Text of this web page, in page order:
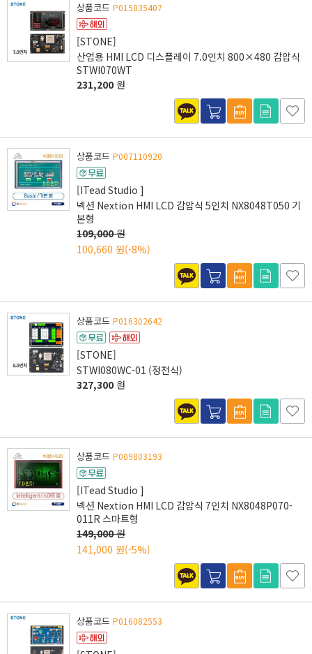
상품코드 P015835407
[STONE]
산업용 HMI LCD 디스플레이 7.0인치 800×480 감압식
STWI070WT
231,200 원
상품코드 P007110920
[ITead Studio ]
넥션 Nextion HMI LCD 감압식 5인치 NX8048T050 기
본형
109,000원
100,660 원(-8%)
상품코드 P016302642
[STONE]
STWI080WC-01 (정전식)
327,300 원
상품코드 P009803193
[ITead Studio ]
넥션 Nextion HMI LCD 감압식 7인치 NX8048P070-
011R 스마트형
149,000원
141,000 원(-5%)
상품코드 P016082553